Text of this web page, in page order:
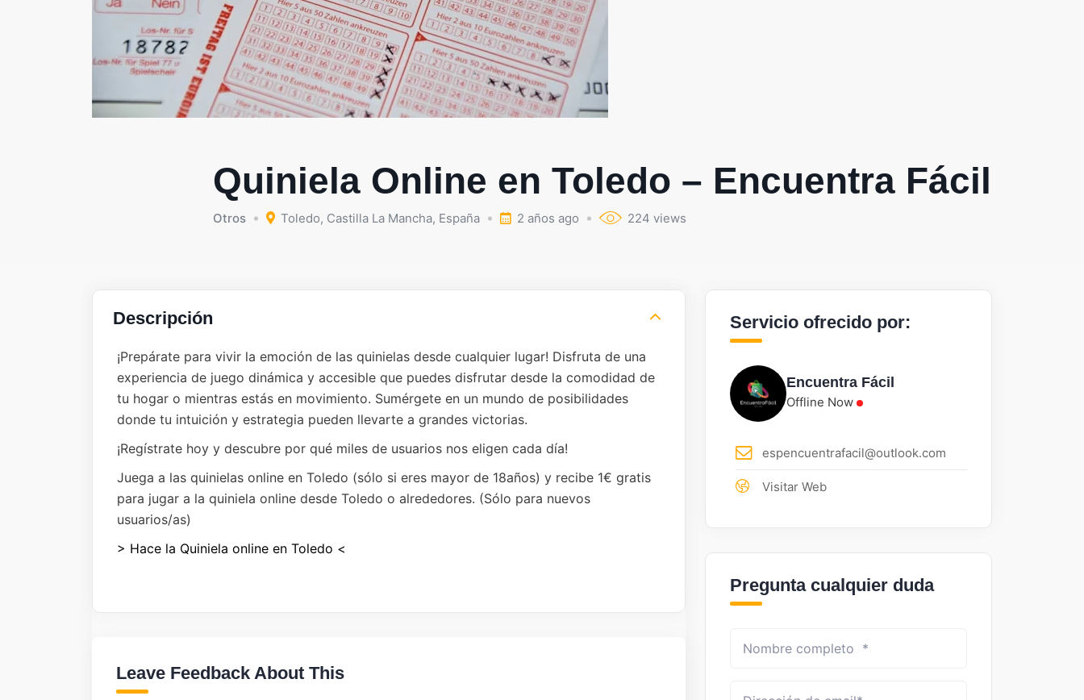
Quiniela Online en Toledo – Encuentra Fácil
Otros Toledo, Castilla La Mancha, España 2 años ago 224 views
Descripción
¡Prepárate para vivir la emoción de las quinielas desde cualquier lugar! Disfruta de una
experiencia de juego dinámica y accesible que puedes disfrutar desde la comodidad de
tu hogar o mientras estás en movimiento. Sumérgete en un mundo de posibilidades
donde tu intuición y estrategia pueden llevarte a grandes victorias.
¡Regístrate hoy y descubre por qué miles de usuarios nos eligen cada día!
Juega a las quinielas online en Toledo (sólo si eres mayor de 18años) y recibe 1€ gratis
para jugar a la quiniela online desde Toledo o alrededores. (Sólo para nuevos
usuarios/as)
> Hace la Quiniela online en Toledo <
Leave Feedback About This
Servicio ofrecido por:
Encuentra Fácil
Offline Now
espencuentrafacil@outlook.com
Visitar Web
Pregunta cualquier duda